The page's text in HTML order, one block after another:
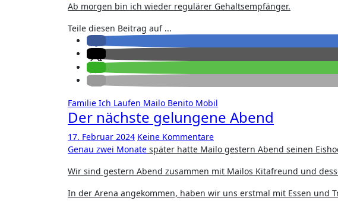
Ab morgen bin ich wieder regulärer Gehaltsempfänger.
Teile diesen Beitrag auf ...
Familie Ich Laufen Mailo Benito Mobil
Der nächste gelungene Abend
17. Februar 2024 Keine Kommentare
Genau zwei Monate später hatte Mailo gestern Abend seinen
Wir sind gestern Abend zusammen mit Mailos Kitafreund und
In der Arena angekommen, haben wir uns erstmal mit Essen und